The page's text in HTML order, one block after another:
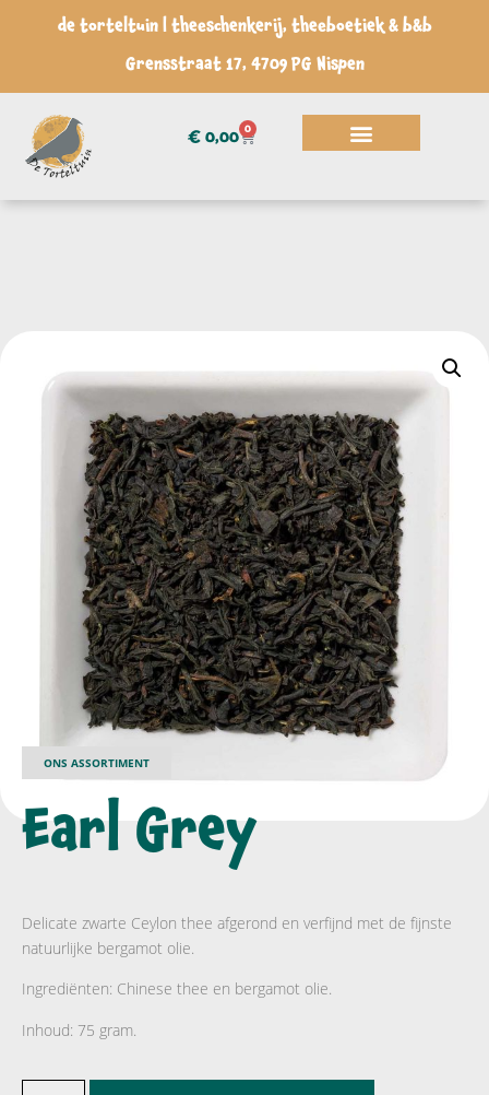
de torteltuin | theeschenkerij, theeboetiek & b&b
Grensstraat 17, 4709 PG Nispen
€0,00 0
ONS ASSORTIMENT
Earl Grey
Delicate zwarte Ceylon thee afgerond en verfijnd met de fijnste
natuurlijke bergamot olie.
Ingrediënten: Chinese thee en bergamot olie.
Inhoud: 75 gram.